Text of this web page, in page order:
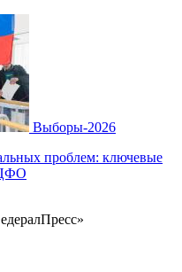
Выборы-2026
проблем: ключевые
ЦФО